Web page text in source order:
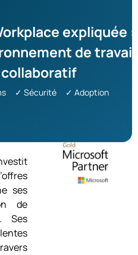
expliquée :
de travail
✓ Sécurité ✓ Adoption
ses
de
Ses